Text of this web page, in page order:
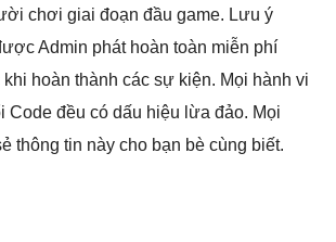
chơi giai đoạn đầu game. Lưu ý
Admin phát hoàn toàn miễn phí
hoàn thành các sự kiện. Mọi hành vi
Code đều có dấu hiệu lừa đảo. Mọi
thông tin này cho bạn bè cùng biết.